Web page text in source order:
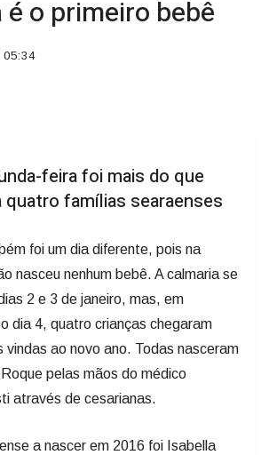
é o primeiro bebê
05:34
feira foi mais do que
quatro famílias searaenses
foi um dia diferente, pois na
nasceu nenhum bebê. A calmaria se
2 e 3 de janeiro, mas, em
dia 4, quatro crianças chegaram
vindas ao novo ano. Todas nasceram
pelas mãos do médico
através de cesarianas.
a nascer em 2016 foi Isabella